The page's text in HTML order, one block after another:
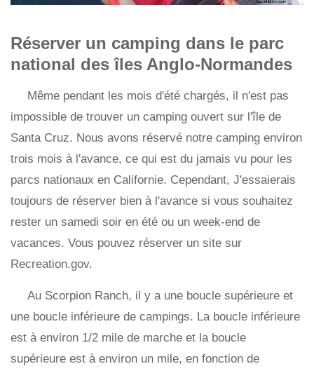
Réserver un camping dans le parc
national des îles Anglo-Normandes
Même pendant les mois d'été chargés, il n'est pas
impossible de trouver un camping ouvert sur l'île de
Santa Cruz. Nous avons réservé notre camping environ
trois mois à l'avance, ce qui est du jamais vu pour les
parcs nationaux en Californie. Cependant, J'essaierais
toujours de réserver bien à l'avance si vous souhaitez
rester un samedi soir en été ou un week-end de
vacances. Vous pouvez réserver un site sur
Recreation.gov.
Au Scorpion Ranch, il y a une boucle supérieure et
une boucle inférieure de campings. La boucle inférieure
est à environ 1/2 mile de marche et la boucle
supérieure est à environ un mile, en fonction de